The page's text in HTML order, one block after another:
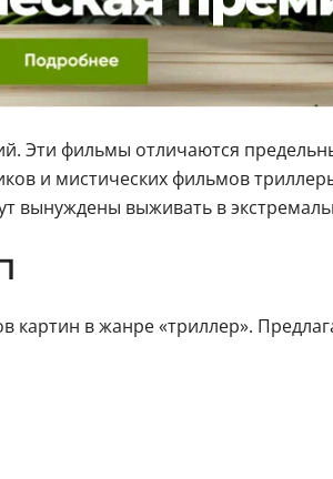
Эти фильмы отличаются
и мистических фильмов
вынуждены выживать в
картин в жанре «триллер».